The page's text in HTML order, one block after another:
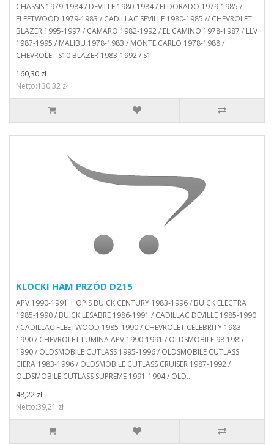
CHASSIS 1979-1984 / DEVILLE 1980-1984 / ELDORADO 1979-1985 /
FLEETWOOD 1979-1983 / CADILLAC SEVILLE 1980-1985 // CHEVROLET
BLAZER 1995-1997 / CAMARO 1982-1992 / EL CAMINO 1978-1987 / LLV
1987-1995 / MALIBU 1978-1983 / MONTE CARLO 1978-1988 /
CHEVROLET S10 BLAZER 1983-1992 / S1..
160,30 zł
Netto:130,32 zł
KLOCKI HAM PRZÓD D215
APV 1990-1991 + OPIS BUICK CENTURY 1983-1996 / BUICK ELECTRA
1985-1990 / BUICK LESABRE 1986-1991 / CADILLAC DEVILLE 1985-1990
/ CADILLAC FLEETWOOD 1985-1990 / CHEVROLET CELEBRITY 1983-
1990 / CHEVROLET LUMINA APV 1990-1991 / OLDSMOBILE 98 1985-
1990 / OLDSMOBILE CUTLASS 1995-1996 / OLDSMOBILE CUTLASS
CIERA 1983-1996 / OLDSMOBILE CUTLASS CRUISER 1987-1992 /
OLDSMOBILE CUTLASS SUPREME 1991-1994 / OLD..
48,22 zł
Netto:39,21 zł